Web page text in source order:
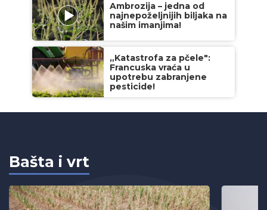
Ambrozija – jedna od
najnepoželjnijih biljaka na
našim imanjima!
„Katastrofa za pčele":
Francuska vraća u
upotrebu zabranjene
pesticide!
Bašta i vrt